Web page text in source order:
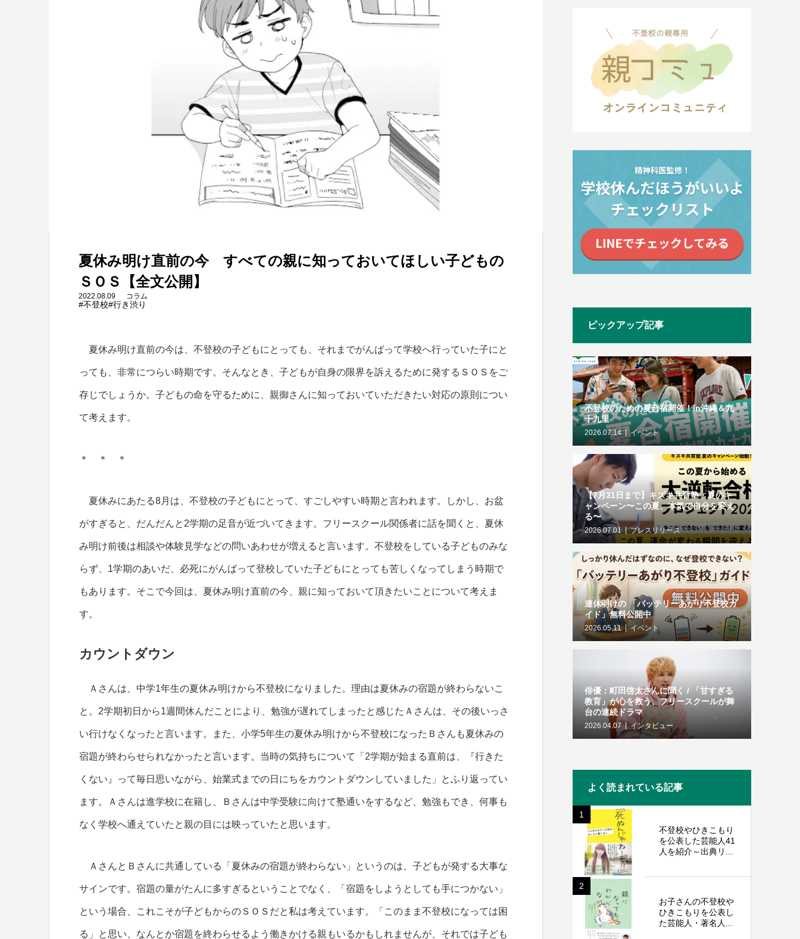
夏休み明け直前の今 すべての親に知っておいてほしい子どもの
ＳＯＳ【全文公開】
2022.08.09 コラム
#不登校#行き渋り
夏休み明け直前の今は、不登校の子どもにとっても、それまでがんばって学校へ行っていた子にと
っても、非常につらい時期です。そんなとき、子どもが自身の限界を訴えるために発するＳＯＳをご
存じでしょうか。子どもの命を守るために、親御さんに知っておいていただきたい対応の原則につい
て考えます。
＊ ＊ ＊
夏休みにあたる8月は、不登校の子どもにとって、すごしやすい時期と言われます。しかし、お盆
がすぎると、だんだんと2学期の足音が近づいてきます。フリースクール関係者に話を聞くと、夏休
み明け前後は相談や体験見学などの問いあわせが増えると言います。不登校をしている子どものみな
らず、1学期のあいだ、必死にがんばって登校していた子どもにとっても苦しくなってしまう時期で
もあります。そこで今回は、夏休み明け直前の今、親に知っておいて頂きたいことについて考えま
す。
カウントダウン
Ａさんは、中学1年生の夏休み明けから不登校になりました。理由は夏休みの宿題が終わらないこ
と。2学期初日から1週間休んだことにより、勉強が遅れてしまったと感じたＡさんは、その後いっさ
い行けなくなったと言います。また、小学5年生の夏休み明けから不登校になったＢさんも夏休みの
宿題が終わらせられなかったと言います。当時の気持ちについて「2学期が始まる直前は、『行きた
くない』って毎日思いながら、始業式までの日にちをカウントダウンしていました」とふり返ってい
ます。Ａさんは進学校に在籍し、Ｂさんは中学受験に向けて塾通いをするなど、勉強もでき、何事も
なく学校へ通えていたと親の目には映っていたと思います。
ＡさんとＢさんに共通している「夏休みの宿題が終わらない」というのは、子どもが発する大事な
サインです。宿題の量がたんに多すぎるということでなく、「宿題をしようとしても手につかない」
という場合、これこそが子どもからのＳＯＳだと私は考えています。「このまま不登校になっては困
る」と思い、なんとか宿題を終わらせるよう働きかける親もいるかもしれませんが、それでは子ども
ピックアップ記事
不登校のための夏合宿開催！in沖縄＆九
十九里
2026.07.14 イベント
【7月31日まで】キズキ共育塾・夏のキ
ャンペーン〜この夏、本気で自分を変え
る〜
2026.07.01 プレスリリース
連休明けの 「バッテリーあがり不登校ガ
イド」無料公開中
2026.05.11 イベント
俳優：町田啓太さんに聞く / 「甘すぎる
教育」が心を救う、フリースクールが舞
台の連続ドラマ
2026.04.07 インタビュー
よく読まれている記事
1
不登校やひきこもり
を公表した芸能人41
人を紹介～出典リ...
2
お子さんの不登校や
ひきこもりを公表し
た芸能人・著名人...